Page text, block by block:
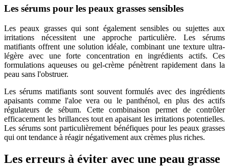
Les sérums pour les peaux grasses sensibles
Les peaux grasses qui sont également sensibles ou sujettes aux
irritations nécessitent une approche particulière. Les sérums
matifiants offrent une solution idéale, combinant une texture ultra-
légère avec une forte concentration en ingrédients actifs. Ces
formulations aqueuses ou gel-crème pénètrent rapidement dans la
peau sans l'obstruer.
Les sérums matifiants sont souvent formulés avec des ingrédients
apaisants comme l'aloe vera ou le panthénol, en plus des actifs
régulateurs de sébum. Cette combinaison permet de contrôler
efficacement les brillances tout en apaisant les irritations potentielles.
Les sérums sont particulièrement bénéfiques pour les peaux grasses
qui ont tendance à réagir négativement aux crèmes plus riches.
Les erreurs à éviter avec une peau grasse